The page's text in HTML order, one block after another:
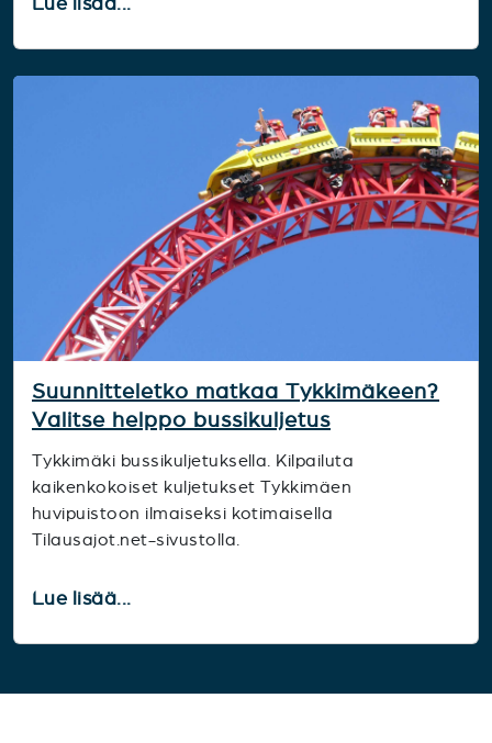
Suunnitteletko matkaa Tykkimäkeen?
Valitse helppo bussikuljetus
Tykkimäki bussikuljetuksella. Kilpailuta
kaikenkokoiset kuljetukset Tykkimäen
huvipuistoon ilmaiseksi kotimaisella
Tilausajot.net-sivustolla.
Lue lisää...